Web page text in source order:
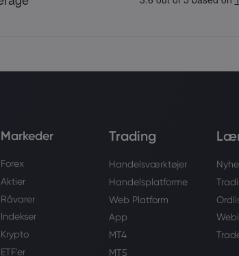
Markeder
Forex
Aktier
Råvarer
Indekser
Krypto
ETF'er
Trading
Handelsværktøjer
Handelsplatforme
Web Platform
App
MT4
MT5